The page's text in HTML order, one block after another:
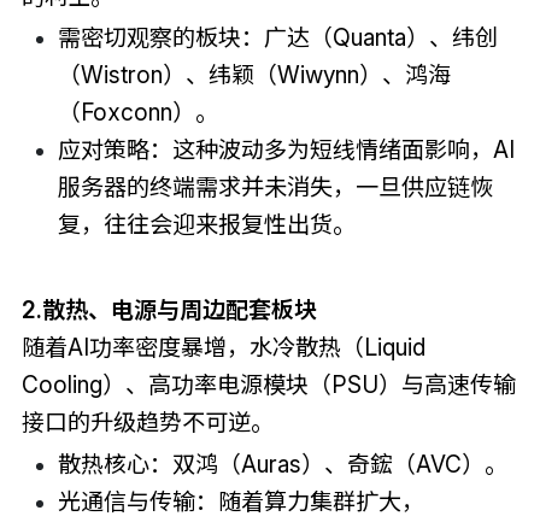
需密切观察的板块：广达（Quanta）、纬创
（Wistron）、纬颖（Wiwynn）、鸿海
（Foxconn）。
应对策略：这种波动多为短线情绪面影响，AI
服务器的终端需求并未消失，一旦供应链恢
复，往往会迎来报复性出货。
2.散热、电源与周边配套板块
随着AI功率密度暴增，水冷散热（Liquid
Cooling）、高功率电源模块（PSU）与高速传输
接口的升级趋势不可逆。
散热核心：双鸿（Auras）、奇鋐（AVC）。
光通信与传输：随着算力集群扩大，